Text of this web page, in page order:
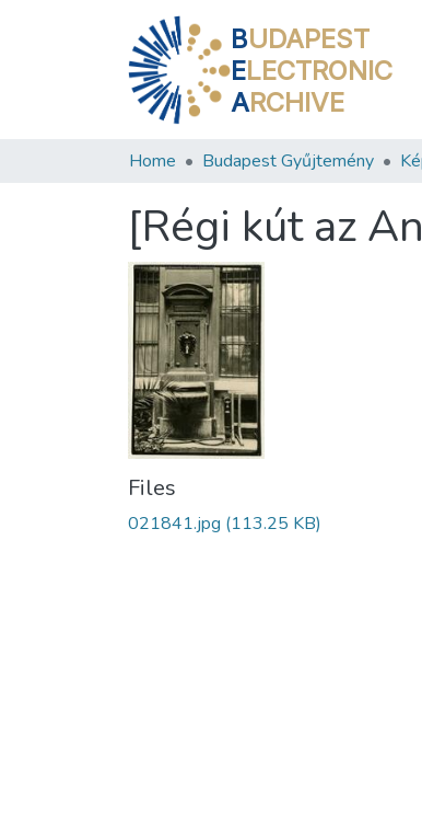
BUDAPEST
ELECTRONIC
ARCHIVE
Home Budapest Gyűjtemény
[Régi kút az
Files
021841.jpg (113.25 KB)